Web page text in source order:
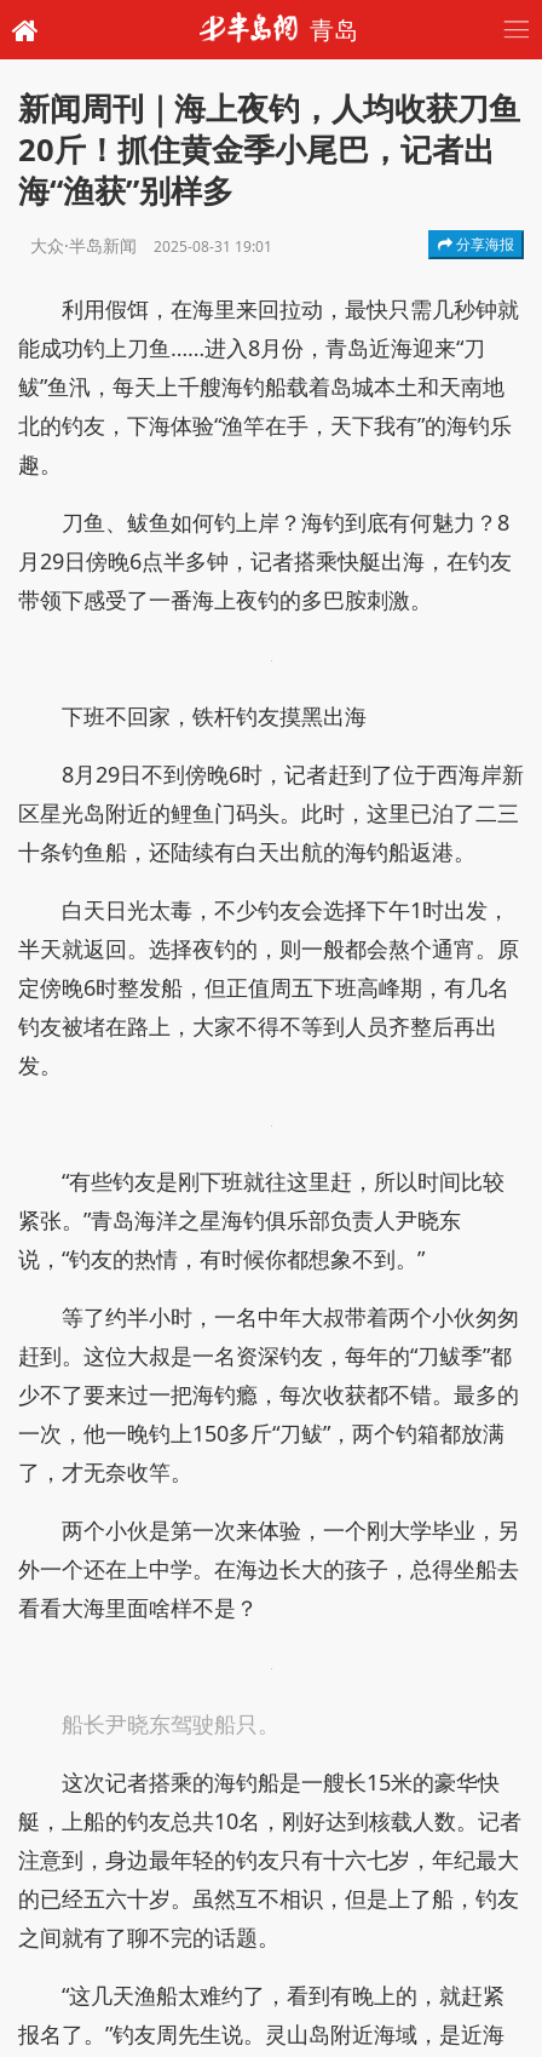
青岛
新闻周刊｜海上夜钓，人均收获刀鱼
20斤！抓住黄金季小尾巴，记者出
海“渔获”别样多
大众·半岛新闻 2025-08-31 19:01 分享海报
利用假饵，在海里来回拉动，最快只需几秒钟就
能成功钓上刀鱼……进入8月份，青岛近海迎来“刀
鲅”鱼汛，每天上千艘海钓船载着岛城本土和天南地
北的钓友，下海体验“渔竿在手，天下我有”的海钓乐
趣。
刀鱼、鲅鱼如何钓上岸？海钓到底有何魅力？8
月29日傍晚6点半多钟，记者搭乘快艇出海，在钓友
带领下感受了一番海上夜钓的多巴胺刺激。
下班不回家，铁杆钓友摸黑出海
8月29日不到傍晚6时，记者赶到了位于西海岸新
区星光岛附近的鲤鱼门码头。此时，这里已泊了二三
十条钓鱼船，还陆续有白天出航的海钓船返港。
白天日光太毒，不少钓友会选择下午1时出发，
半天就返回。选择夜钓的，则一般都会熬个通宵。原
定傍晚6时整发船，但正值周五下班高峰期，有几名
钓友被堵在路上，大家不得不等到人员齐整后再出
发。
“有些钓友是刚下班就往这里赶，所以时间比较
紧张。”青岛海洋之星海钓俱乐部负责人尹晓东
说，“钓友的热情，有时候你都想象不到。”
等了约半小时，一名中年大叔带着两个小伙匆匆
赶到。这位大叔是一名资深钓友，每年的“刀鲅季”都
少不了要来过一把海钓瘾，每次收获都不错。最多的
一次，他一晚钓上150多斤“刀鲅”，两个钓箱都放满
了，才无奈收竿。
两个小伙是第一次来体验，一个刚大学毕业，另
外一个还在上中学。在海边长大的孩子，总得坐船去
看看大海里面啥样不是？
船长尹晓东驾驶船只。
这次记者搭乘的海钓船是一艘长15米的豪华快
艇，上船的钓友总共10名，刚好达到核载人数。记者
注意到，身边最年轻的钓友只有十六七岁，年纪最大
的已经五六十岁。虽然互不相识，但是上了船，钓友
之间就有了聊不完的话题。
“这几天渔船太难约了，看到有晚上的，就赶紧
报名了。”钓友周先生说。灵山岛附近海域，是近海